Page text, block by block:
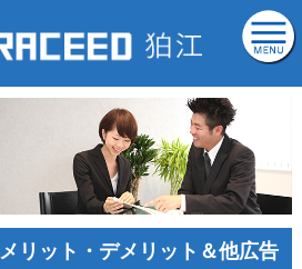
リット・デメリット＆他広告